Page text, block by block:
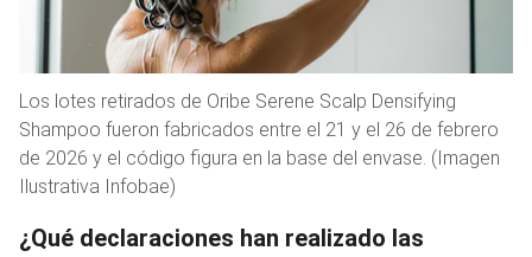
Los lotes retirados de Oribe Serene Scalp Densifying
Shampoo fueron fabricados entre el 21 y el 26 de febrero
de 2026 y el código figura en la base del envase. (Imagen
Ilustrativa Infobae)
¿Qué declaraciones han realizado las